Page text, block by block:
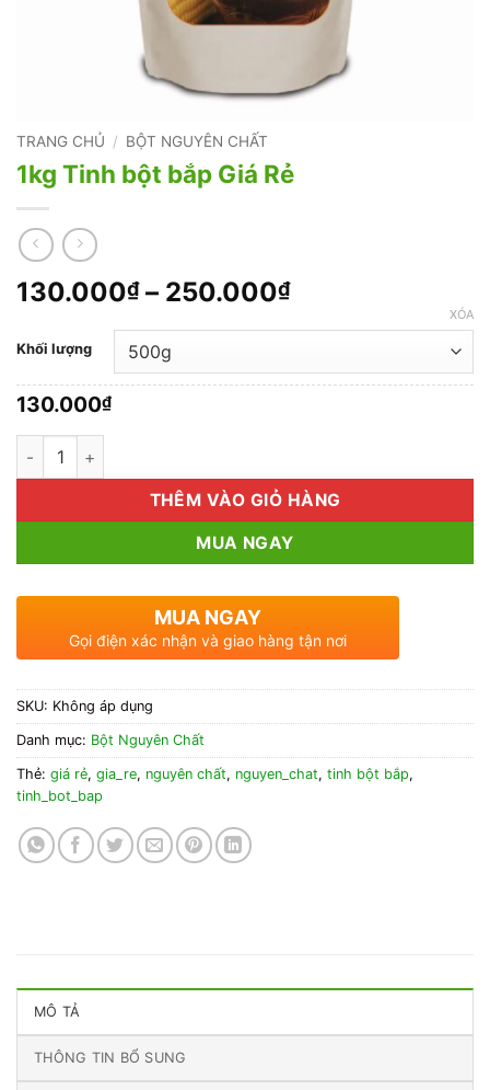
TRANG CHỦ / BỘT NGUYÊN CHẤT
1kg Tinh bột bắp Giá Rẻ
130.000₫ – 250.000₫Khoảng
130.000₫
đến
Khối lượng
XÓA
130.000₫
1kg Tinh bột bắp Giá Rẻ số lượng
THÊM VÀO GIỎ HÀNG
MUA NGAY
MUA NGAY
Gọi điện xác nhận và giao hàng tận nơi
SKU: Không áp dụng
Danh mục: Bột Nguyên Chất
Thẻ: giá rẻ, gia_re, nguyên chất, nguyen_chat, tinh bột bắp,
tinh_bot_bap
MÔ TẢ
THÔNG TIN BỔ SUNG